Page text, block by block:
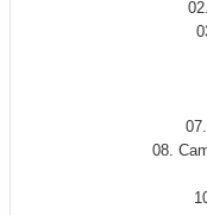
08.